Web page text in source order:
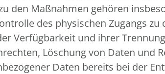
den Maßnahmen gehören
des physischen Zugangs zu
Verfügbarkeit und ihrer
Löschung von Daten und
Daten bereits bei der